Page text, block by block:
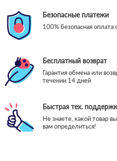
Безопасные платежи
100% безопасная
Бесплатный возврат
Гарантия обмена или
течении 14 дней
Быстрая тех.
Не знаете, какой товар
вам определиться!